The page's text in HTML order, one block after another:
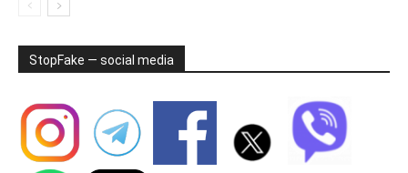
StopFake — social media